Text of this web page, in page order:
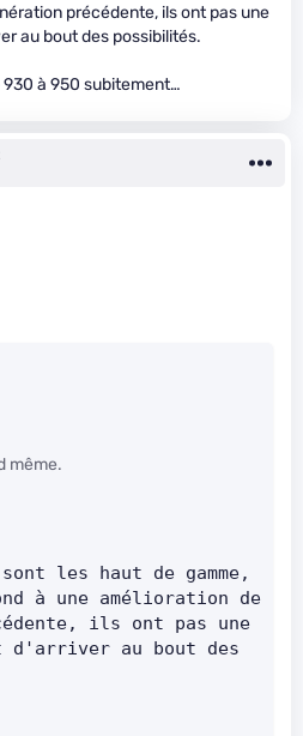
précédente, ils ont pas une
au bout des possibilités.
à 950 subitement…
même.
les haut de gamme,
à une amélioration de
ils ont pas une
d'arriver au bout des